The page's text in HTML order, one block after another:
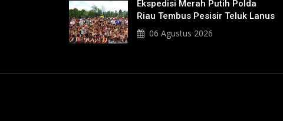
Ekspedisi Merah Putih Polda
Riau Tembus Pesisir Teluk Lanus
06 Agustus 2026